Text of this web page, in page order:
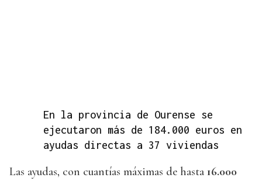
En la provincia de Ourense se
ejecutaron más de 184.000 euros en
ayudas directas a 37 viviendas
Las ayudas, con cuantías máximas de hasta 16.000